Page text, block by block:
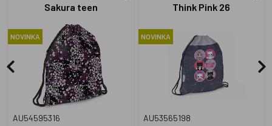
Sakura teen
NOVINKA
AU54595316
Think Pink 26
NOVINKA
AU53565198